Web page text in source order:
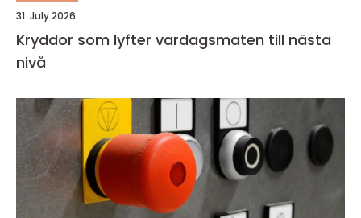
31. July 2026
Kryddor som lyfter vardagsmaten till nästa
nivå